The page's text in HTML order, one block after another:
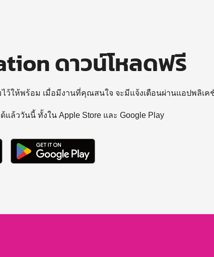
ดาวน์โหลดฟรี
ว้ให้พร้อม เมื่อมีงานที่คุณสนใจ จะมีแจ้งเตือนผ่านแอปพลิเ
แล้ววันนี้ ทั้งใน Apple Store และ Google Play